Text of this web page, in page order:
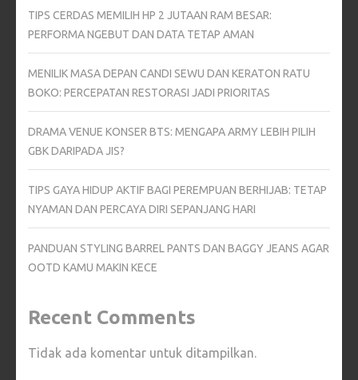
TIPS CERDAS MEMILIH HP 2 JUTAAN RAM BESAR:
PERFORMA NGEBUT DAN DATA TETAP AMAN
MENILIK MASA DEPAN CANDI SEWU DAN KERATON RATU
BOKO: PERCEPATAN RESTORASI JADI PRIORITAS
DRAMA VENUE KONSER BTS: MENGAPA ARMY LEBIH PILIH
GBK DARIPADA JIS?
TIPS GAYA HIDUP AKTIF BAGI PEREMPUAN BERHIJAB: TETAP
NYAMAN DAN PERCAYA DIRI SEPANJANG HARI
PANDUAN STYLING BARREL PANTS DAN BAGGY JEANS AGAR
OOTD KAMU MAKIN KECE
Recent Comments
Tidak ada komentar untuk ditampilkan.